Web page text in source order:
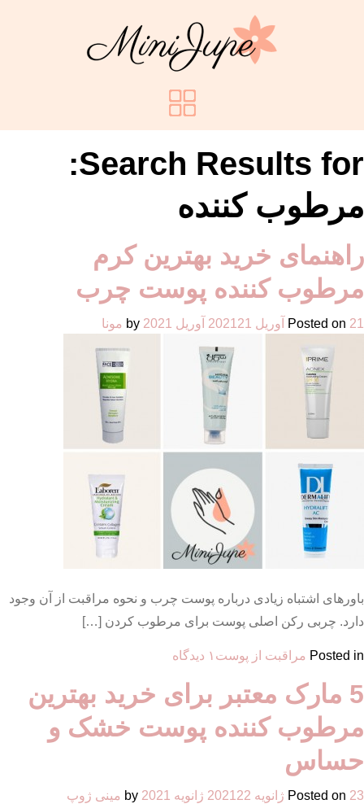
Search Results for:
مرطوب کننده
راهنمای خرید بهترین کرم
مرطوب کننده پوست چرب
Posted on 21 آوریل 2021 21 آوریل 2021 مونا
باورهای اشتباه زیادی درباره پوست چرب و نحوه مراقبت از آن وجود
دارد. چربی رکن اصلی پوست برای مرطوب کردن […]
Posted in مراقبت از پوست ۱ دیدگاه
خرید
کرم
پوست
5 مارک معتبر برای خرید بهترین
مرطوب کننده پوست خشک و
حساس
Posted on 23 ژانویه 2021 22 ژانویه 2021 مینی ژوپ